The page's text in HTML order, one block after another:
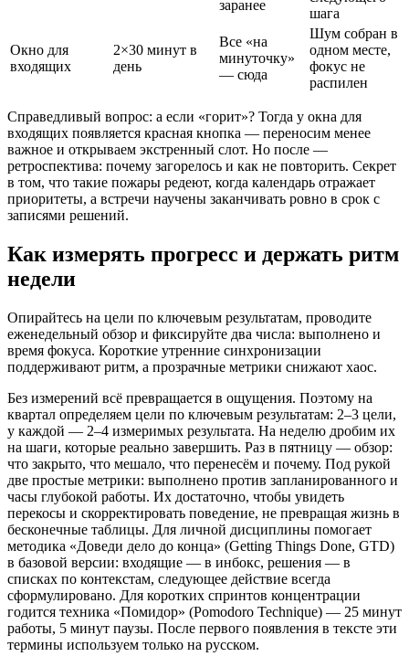
заранее
шага
Окно для
входящих
2×30 минут в
день
Все «на
минуточку»
— сюда
Шум собран в
одном месте,
фокус не
распилен
Справедливый вопрос: а если «горит»? Тогда у окна для
входящих появляется красная кнопка — переносим менее
важное и открываем экстренный слот. Но после —
ретроспектива: почему загорелось и как не повторить. Секрет
в том, что такие пожары редеют, когда календарь отражает
приоритеты, а встречи научены заканчивать ровно в срок с
записями решений.
Как измерять прогресс и держать ритм
недели
Опирайтесь на цели по ключевым результатам, проводите
еженедельный обзор и фиксируйте два числа: выполнено и
время фокуса. Короткие утренние синхронизации
поддерживают ритм, а прозрачные метрики снижают хаос.
Без измерений всё превращается в ощущения. Поэтому на
квартал определяем цели по ключевым результатам: 2–3 цели,
у каждой — 2–4 измеримых результата. На неделю дробим их
на шаги, которые реально завершить. Раз в пятницу — обзор:
что закрыто, что мешало, что перенесём и почему. Под рукой
две простые метрики: выполнено против запланированного и
часы глубокой работы. Их достаточно, чтобы увидеть
перекосы и скорректировать поведение, не превращая жизнь в
бесконечные таблицы. Для личной дисциплины помогает
методика «Доведи дело до конца» (Getting Things Done, GTD)
в базовой версии: входящие — в инбокс, решения — в
списках по контекстам, следующее действие всегда
сформулировано. Для коротких спринтов концентрации
годится техника «Помидор» (Pomodoro Technique) — 25 минут
работы, 5 минут паузы. После первого появления в тексте эти
термины используем только на русском.